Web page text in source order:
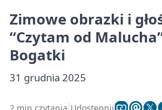
Zimowe obrazki i
“Czytam od
Bogatki
31 grudnia 2025
2 min czytania Udostępnij